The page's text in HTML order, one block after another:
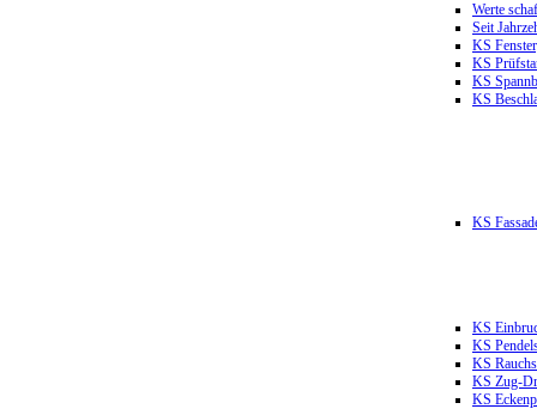
Werte
Seit
KS
KS
KS
KS
KS
KS
KS
KS
KS Zug-
KS